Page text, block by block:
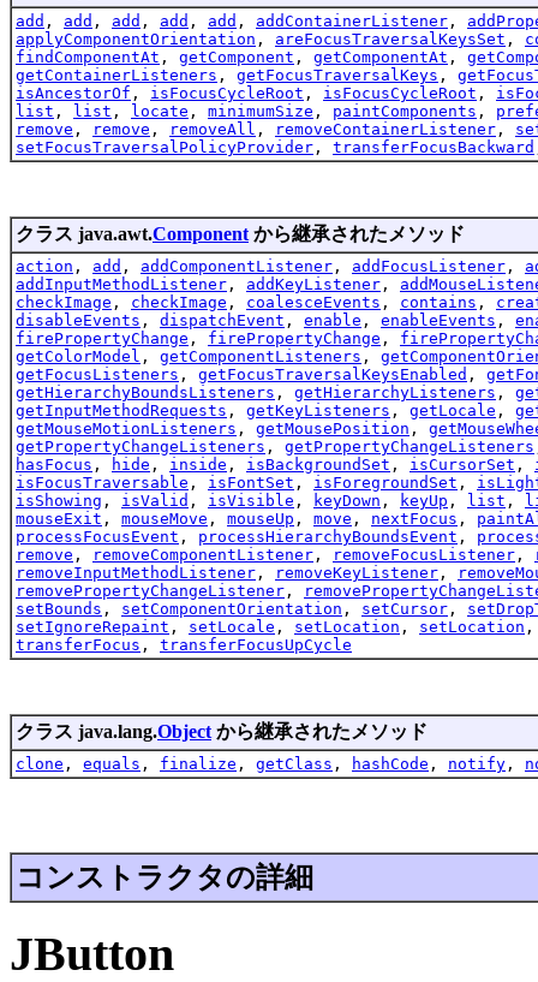
add , add , add , add , add , addContainerListener ,
applyComponentOrientation , areFocusTraversalKeysSet ,
findComponentAt , getComponent , getComponentAt ,
getContainerListeners , getFocusTraversalKeys ,
isAncestorOf , isFocusCycleRoot , isFocusCycleRoot ,
list , list , locate , minimumSize , paintComponents ,
remove , remove , removeAll , removeContainerListener ,
setFocusTraversalPolicyProvider , transferFocusBackward
クラス java.awt.Component から継承されたメソッド
action , add , addComponentListener , addFocusListener ,
addInputMethodListener , addKeyListener ,
checkImage , checkImage , coalesceEvents , contains ,
disableEvents , dispatchEvent , enable , enableEvents ,
firePropertyChange , firePropertyChange ,
getColorModel , getComponentListeners ,
getFocusListeners , getFocusTraversalKeysEnabled ,
getHierarchyBoundsListeners , getHierarchyListeners ,
getInputMethodRequests , getKeyListeners , getLocale ,
getMouseMotionListeners , getMousePosition ,
getPropertyChangeListeners , getPropertyChangeListeners
hasFocus , hide , inside , isBackgroundSet , isCursorSet ,
isFocusTraversable , isFontSet , isForegroundSet ,
isShowing , isValid , isVisible , keyDown , keyUp , list ,
mouseExit , mouseMove , mouseUp , move , nextFocus ,
processFocusEvent , processHierarchyBoundsEvent ,
remove , removeComponentListener , removeFocusListener ,
removeInputMethodListener , removeKeyListener ,
removePropertyChangeListener ,
setBounds , setComponentOrientation , setCursor ,
setIgnoreRepaint , setLocale , setLocation , setLocation
transferFocus , transferFocusUpCycle
クラス java.lang.Object から継承されたメソッド
clone , equals , finalize , getClass , hashCode , notify ,
コンストラクタの詳細
JButton